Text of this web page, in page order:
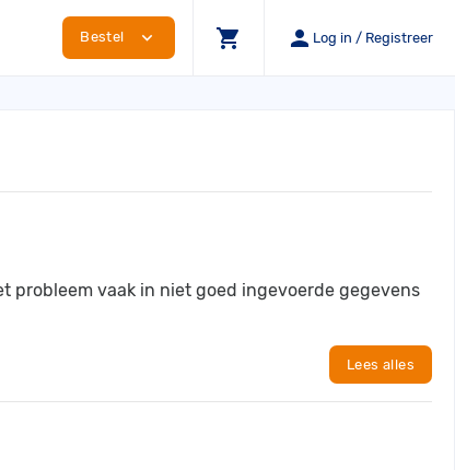
Bestel expand_more shopping_cart person Log in / Registreer
vaak in niet goed ingevoerde gegevens
Lees alles